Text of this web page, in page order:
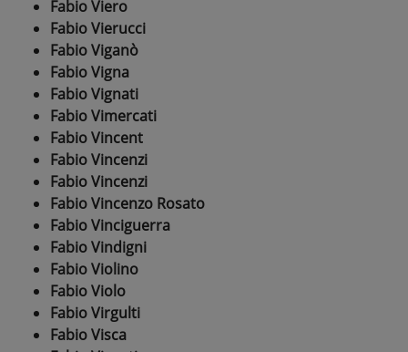
Fabio Viero
Fabio Vierucci
Fabio Viganò
Fabio Vigna
Fabio Vignati
Fabio Vimercati
Fabio Vincent
Fabio Vincenzi
Fabio Vincenzi
Fabio Vincenzo Rosato
Fabio Vinciguerra
Fabio Vindigni
Fabio Violino
Fabio Violo
Fabio Virgulti
Fabio Visca